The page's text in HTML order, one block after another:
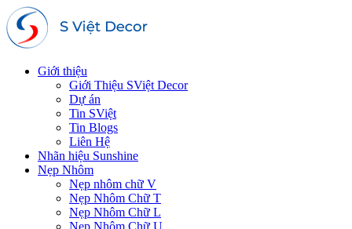
Giới thiệu
Giới Thiệu SViệt Decor
Dự án
Tin SViệt
Tin Blogs
Liên Hệ
Nhãn hiệu Sunshine
Nẹp Nhôm
Nẹp nhôm chữ V
Nẹp Nhôm Chữ T
Nẹp Nhôm Chữ L
Nẹp Nhôm Chữ U